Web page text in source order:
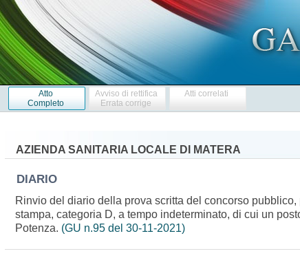
Atto
Completo
Avviso di rettifica
Errata corrige
Atti correlati
AZIENDA SANITARIA LOCALE DI MATERA
DIARIO
Rinvio del diario della prova scritta del concorso
stampa, categoria D, a tempo indeterminato, di cui un
Potenza. (GU n.95 del 30-11-2021)